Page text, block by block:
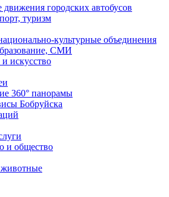
движения городских автобусов
туризм
культурные объединения
СМИ
и искусство
360° панорамы
Бобруйска
и общество